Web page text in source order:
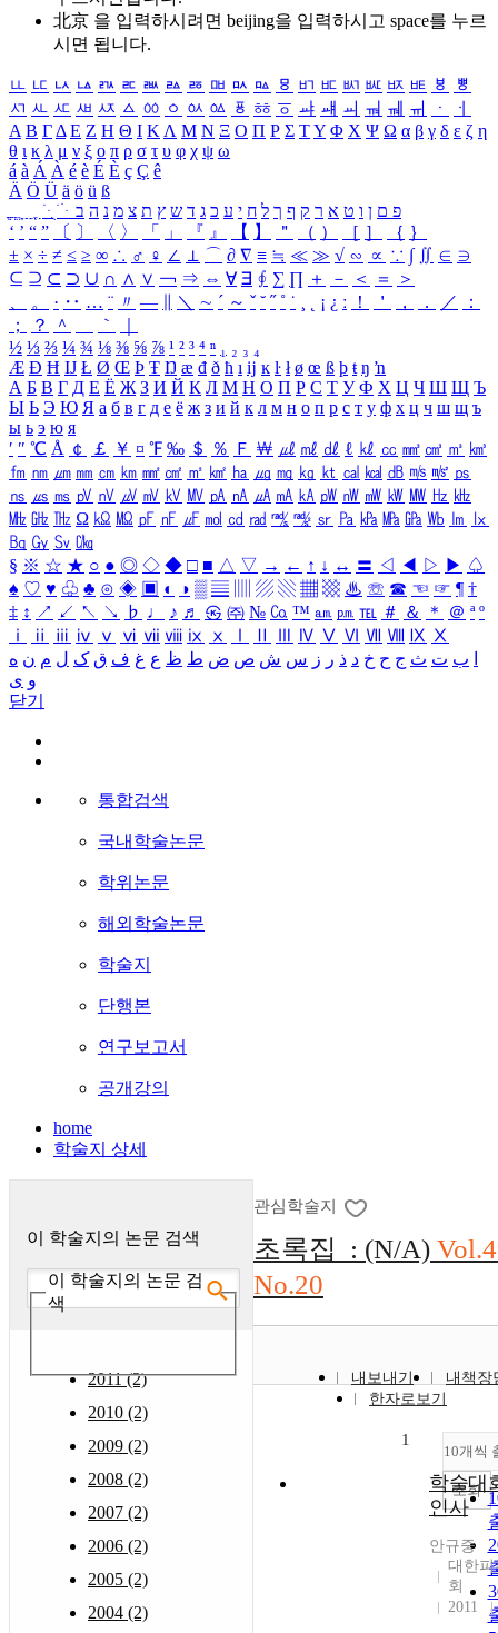
北京 을 입력하시려면 beijing을 입력하시고 space를 누르
시면 됩니다.
ㅥ ㅦ ㅧ ㅨ ㅩ ㅪ ㅫ ㅬ ㅭ ㅮ ㅯ ㅰ ㅱ ㅲ ㅳ ㅴ ㅵ ㅶ ㅷ ㅸ
ㅹ
ㅺ ㅻ ㅼ ㅽ ㅾ ㅿ ㆀ ㆁ ㆂ ㆃ ㆄ ㆅ ㆆ ㆇ ㆈ ㆉ ㆊ ㆋ ㆌ ㆍ
ㆎ
Α Β ΓΔ Ε Ζ Η Θ Ι ΚΛ Μ Ν Ξ Ο Π Ρ Σ ΤΥ Φ Χ Ψ Ω α β γ δ ε ζ η
θ ι κ λ μ ν ξ ο π ρ σ τ υ φ χ ψ ω
á à Á À é è É È ç Ç ê
Ä Ö Ü ä ö ü ß
ִֶֹ ֻּ ׁׂ פ ם ן ו ט א ר ק ף ך ל ח י ע כ ג ד ש ץ ת צ מ נ ה ב
‘ ’ “ ” 〔 〕 〈 〉 「 」 『 』 【 】 ＂ （ ） ［ ］ ｛ ｝
± × ÷ ≠ ≤ ≥ ∞ ∴ ♂ ♀ ∠ ⊥ ⌒ ∂ ∇ ≡ ≒ ≪ ≫ √ ∽ ∝ ∵ ∫ ∬ ∈ ∋
⊆ ⊇ ⊂ ⊃ ∪ ∩ ∧ ∨ ￢ ⇒ ⇔ ∀ ∃ ∮ ∑ ∏ ＋ － ＜ ＝
＞
、
。 · ‥ … ¨ 〃 ― ＼ ∼ ´ ～ ˇ ˘ ˝ ˚ ˙ ¸ ¡ ¿ ː ！ ＇ ， ． ／
：
；
？ ＾ ｀
½ ⅓ ⅔ ¼ ¾ ⅛ ⅜ ⅝ ⅞ ¹ ² ³ ⁴ ⁿ ₁ ₂ ₃ ₄
Æ Ð Ħ Ĳ Ł Ø Œ Þ Ŧ Ŋ æ đ ð ħ ı ĳ ĸ ŀ ł ø œ ß þ ŧ ŋ ŉ
А Б В Г Д Е Ё Ж З И Й К Л М Н О П Р С Т У Ф Х Ц Ч Ш Щ Ъ
Ы Ь Э Ю Я а б в г д е ё ж з и й к л м н о п р с т у ф х ц ч ш щ ъ
ы ь э ю я
′ ″ ℃ Å ￠ ￡ ￥ ¤ ℉ ‰ ＄ ％ Ｆ ￦ ㎕ ㎖ ㎗ ℓ ㎘ ㏄ ㎣ ㎤ ㎥ ㎦
㎙ ㎚ ㎛ ㎜ ㎝ ㎞ ㎟ ㎠ ㎡ ㎢ ㏊ ㎍ ㎎ ㎏ ㏏ ㎈ ㎉ ㏈ ㎧ ㎨ ㎰
㎱ ㎲ ㎳ ㎴ ㎵ ㎶ ㎷ ㎸ ㎹ ㎀ ㎁ ㎂ ㎃ ㎄ ㎺ ㎻ ㎽ ㎾ ㎿ ㎐ ㎑
㎒ ㎓ ㎔ Ω ㏀ ㏁ ㎊ ㎋ ㎌ ㏖ ㏅ ㎭ ㎮ ㎯ ㏛ ㎩ ㎪ ㎫ ㎬ ㏝ ㏐
㏓
㏃ ㏉ ㏜ ㏆
§ ※ ☆ ★ ○ ● ◎ ◇ ◆ □ ■ △ ▽ → ← ↑ ↓ ↔ 〓 ◁ ◀ ▷ ▶ ♤
♠ ♡ ♥ ♧ ♣ ⊙ ◈ ▣ ◐ ◑ ▒ ▤ ▨ ▧ ▦ ▩ ♨ ☏ ☎ ☜ ☞ ¶ †
‡ ↕ ↗ ↙ ↖ ↘ ♭ ♩ ♪ ♬ ㉿ ㈜ № ㏇ ™ ㏂ ㏘ ℡ ＃ ＆ ＊ ＠ ª º
ⅰ
ⅱ ⅲ ⅳ ⅴ ⅵ ⅶ ⅷ ⅸ ⅹ Ⅳ Ⅴ Ⅵ Ⅶ Ⅷ Ⅸ Ⅹ
ب ت ث ج ح خ د ذ ر ز س ش ص ض ط ظ ع غ ف ق ک ل م ن ه
و ی
닫기
통합검색
국내학술논문
학위논문
해외학술논문
학술지
단행본
연구보고서
공개강의
home
학술지 상세
이 학술지의 논문 검색
이 학술지의 논문 검
색
2011 (2)
2010 (2)
2009 (2)
2008 (2)
2007 (2)
2006 (2)
2005 (2)
2004 (2)
관심학술지
초록집 : (N/A)
No.20
내보내기
내책장
한자로보기
10개씩
조회
1
학술대
인사
안규중
대한
회
2011